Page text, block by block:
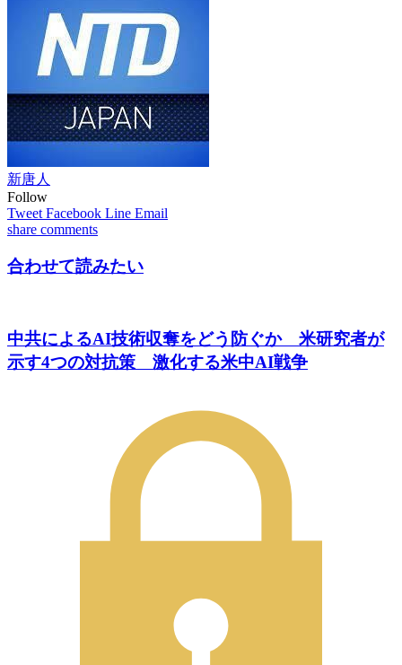
新唐人
Follow
Tweet Facebook Line Email
share comments
合わせて読みたい
中共によるAI技術収奪をどう防ぐか 米研究者が
示す4つの対抗策 激化する米中AI戦争